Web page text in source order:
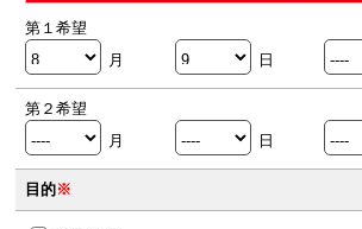
第１希望
月
日
第２希望
月
日
目的※